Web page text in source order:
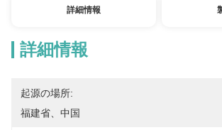
詳細情報
詳細情報
起源の場所:
福建省、中国